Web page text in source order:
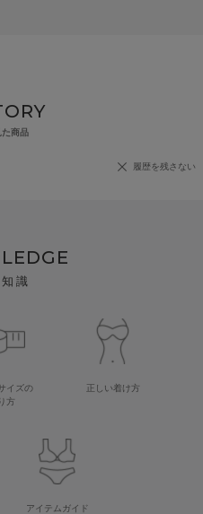
た商品
履歴を残さない
識
イズの
方
正しい着け方
アイテムガイド